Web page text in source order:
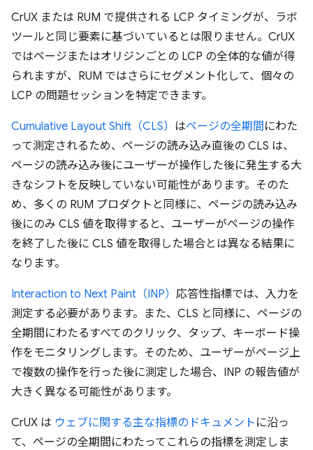
CrUX または RUM で提供される LCP タイミングが、ラボ
ツールと同じ要素に基づいているとは限りません。CrUX
ではページまたはオリジンごとの LCP の全体的な値が得
られますが、RUM ではさらにセグメント化して、個々の
LCP の問題セッションを特定できます。
Cumulative Layout Shift（CLS） はページの全期間にわた
って測定されるため、ページの読み込み直後の CLS は、
ページの読み込み後にユーザーが操作した後に発生する大
きなシフトを反映していない可能性があります。そのた
め、多くの RUM プロダクトと同様に、ページの読み込み
後にのみ CLS 値を取得すると、ユーザーがページの操作
を終了した後に CLS 値を取得した場合とは異なる結果に
なります。
Interaction to Next Paint（INP） 応答性指標では、入力を
測定する必要があります。また、CLS と同様に、ページの
全期間にわたるすべてのクリック、タップ、キーボード操
作をモニタリングします。そのため、ユーザーがページ上
で複数の操作を行った後に測定した場合、INP の報告値が
大きく異なる可能性があります。
CrUX は ウェブに関する主な指標のドキュメント に沿っ
て、ページの全期間にわたってこれらの指標を測定しま